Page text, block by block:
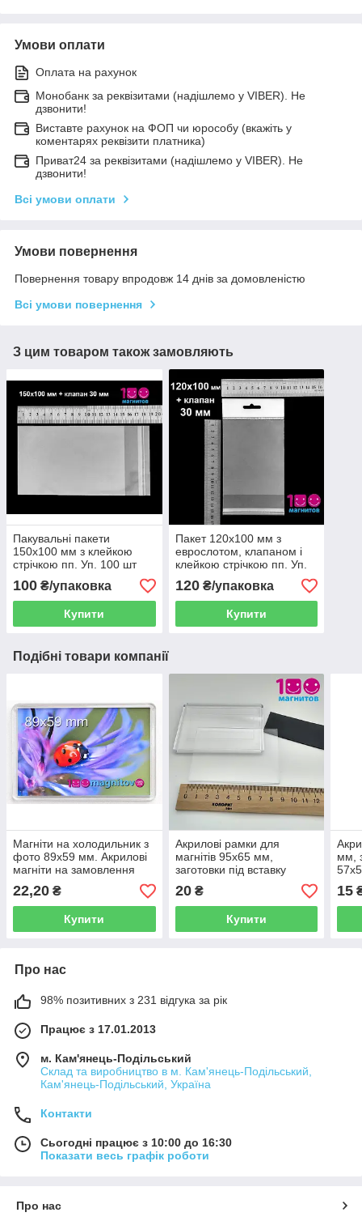
Умови оплати
Оплата на рахунок
Монобанк за реквізитами (надішлемо у VIBER). Не
дзвонити!
Виставте рахунок на ФОП чи юрособу (вкажіть у
коментарях реквізити платника)
Приват24 за реквізитами (надішлемо у VIBER). Не
дзвонити!
Всі умови оплати
Умови повернення
Повернення товару впродовж 14 днів за домовленістю
Всі умови повернення
З цим товаром також замовляють
Пакувальні пакети
150х100 мм з клейкою
стрічкою пп. Уп. 100 шт
100 ₴/упаковка
Купити
Пакет 120х100 мм з
еврослотом, клапаном і
клейкою стрічкою пп. Уп.
100 шт
120₴/упаковка
Купити
Подібні товари компанії
Магніти на холодильник з
фото 89х59 мм. Акрилові
магніти на замовлення
22,20 ₴
Купити
Акрилові рамки для
магнітів 95х65 мм,
заготовки під вставку
20₴
Купити
мм,
15
Про нас
98% позитивних з 231 відгука за рік
Працює з 17.01.2013
м. Кам'янець-Подільський
Склад та виробництво в м. Кам'янець-Подільський,
Кам'янець-Подільський, Україна
Контакти
Сьогодні працює з 10:00 до 16:30
Показати весь графік роботи
Про нас